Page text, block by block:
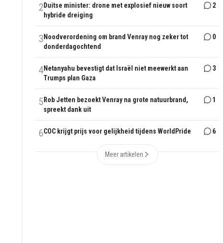
2 Duitse minister: drone met explosief nieuw soort
hybride dreiging
2
3 Noodverordening om brand Venray nog zeker tot
donderdagochtend
0
4Netanyahu bevestigt dat Israël niet meewerkt aan
Trumps plan Gaza
3
5 Rob Jetten bezoekt Venray na grote natuurbrand,
spreekt dank uit
1
6COC krijgt prijs voor gelijkheid tijdens WorldPride 6
Meer artikelen